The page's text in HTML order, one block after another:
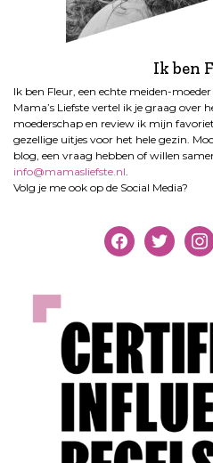
Ik ben
Ik ben Fleur, een echte meiden-
Mama’s Liefste vertel ik je graag over
moederschap en review ik mijn
gezellige uitjes voor het hele gezin.
blog, een vraag hebben of willen
info@mamasliefste.nl.
Volg je me ook op de Social Media?
facebooktwitter